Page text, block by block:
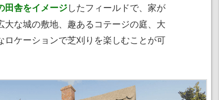
田舎をイメージしたフィールドで、家が
な城の敷地、趣あるコテージの庭、大
ロケーションで芝刈りを楽しむことが可